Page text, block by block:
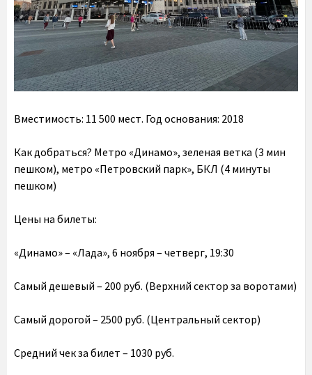
Вместимость: 11 500 мест. Год основания: 2018
Как добраться? Метро «Динамо», зеленая ветка (3 мин
пешком), метро «Петровский парк», БКЛ (4 минуты
пешком)
Цены на билеты:
«Динамо» – «Лада», 6 ноября – четверг, 19:30
Самый дешевый – 200 руб. (Верхний сектор за воротами)
Самый дорогой – 2500 руб. (Центральный сектор)
Средний чек за билет – 1030 руб.